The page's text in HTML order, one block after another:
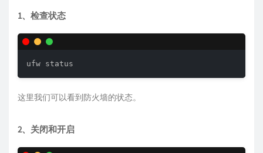
1、检查状态
ufw status
这里我们可以看到防火墙的状态。
2、关闭和开启